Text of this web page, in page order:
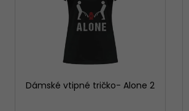
Dámské vtipné tričko- Alone 2